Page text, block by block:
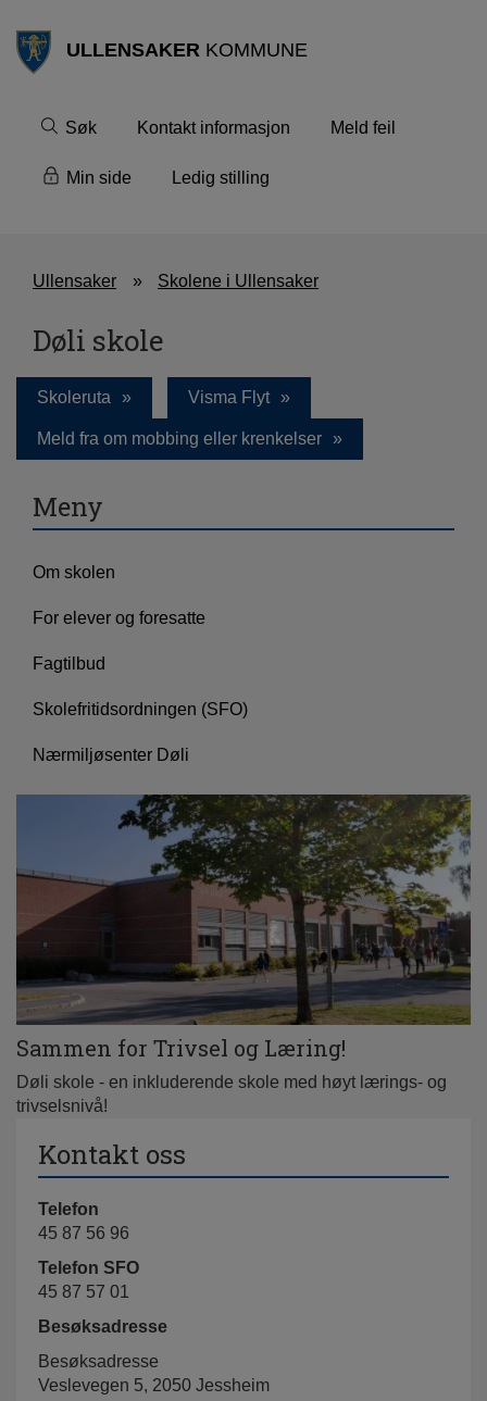
ULLENSAKERKOMMUNE
Søk Kontakt informasjon Meld feil
Min side Ledig stilling
Ullensaker Skolene i Ullensaker
Døli skole
Skoleruta Visma Flyt
Meld fra om mobbing eller krenkelser
Meny
Om skolen
For elever og foresatte
Fagtilbud
Skolefritidsordningen (SFO)
Nærmiljøsenter Døli
Sammen for Trivsel og Læring!
Døli skole - en inkluderende skole med høyt lærings- og
trivselsnivå!
Kontakt oss
Telefon
45 87 56 96
Telefon SFO
45 87 57 01
Besøksadresse
Besøksadresse
Veslevegen 5, 2050 Jessheim